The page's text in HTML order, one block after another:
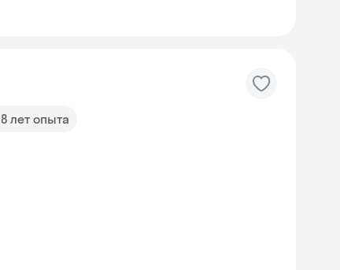
8 лет опыта